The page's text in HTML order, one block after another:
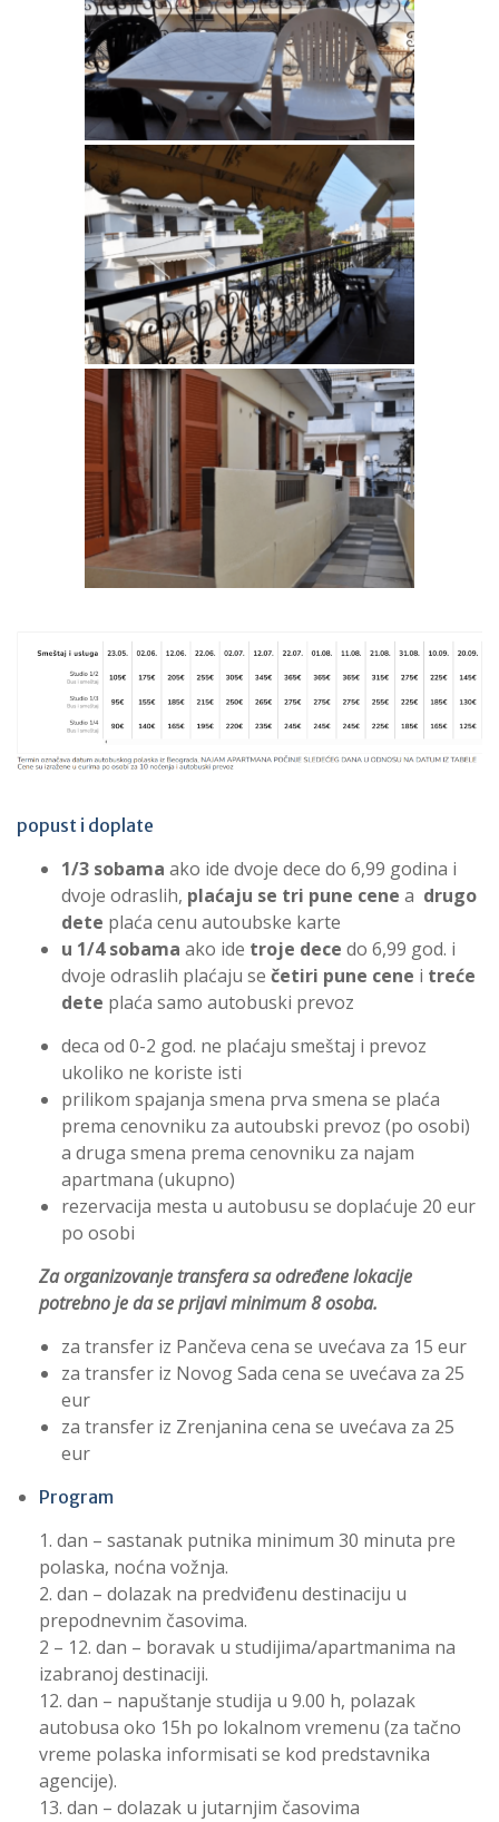
popust i doplate
1/3 sobama ako ide dvoje dece do 6,99 godina i
dvoje odraslih, plaćaju se tri pune cene a drugo
dete plaća cenu autoubske karte
u 1/4 sobama ako ide troje dece do 6,99 god. i
dvoje odraslih plaćaju se četiri pune cene i treće
dete plaća samo autobuski prevoz
deca od 0-2 god. ne plaćaju smeštaj i prevoz
ukoliko ne koriste isti
prilikom spajanja smena prva smena se plaća
prema cenovniku za autoubski prevoz (po osobi)
a druga smena prema cenovniku za najam
apartmana (ukupno)
rezervacija mesta u autobusu se doplaćuje 20 eur
po osobi
Za organizovanje transfera sa određene lokacije
potrebno je da se prijavi minimum 8 osoba.
za transfer iz Pančeva cena se uvećava za 15 eur
za transfer iz Novog Sada cena se uvećava za 25
eur
za transfer iz Zrenjanina cena se uvećava za 25
eur
Program
1. dan – sastanak putnika minimum 30 minuta pre
polaska, noćna vožnja.
2. dan – dolazak na predviđenu destinaciju u
prepodnevnim časovima.
2 – 12. dan – boravak u studijima/apartmanima na
izabranoj destinaciji.
12. dan – napuštanje studija u 9.00 h, polazak
autobusa oko 15h po lokalnom vremenu (za tačno
vreme polaska informisati se kod predstavnika
agencije).
13. dan – dolazak u jutarnjim časovima